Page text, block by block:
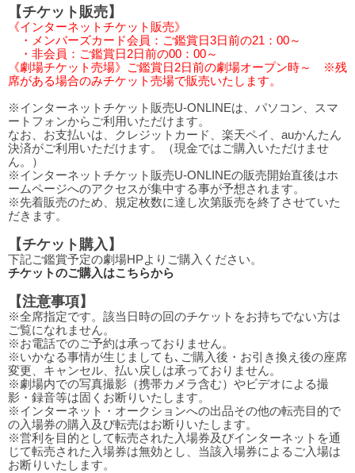
【チケット販売】
《インターネットチケット販売》
・メンバーズカード会員：ご鑑賞日3日前の21：00～
・非会員：ご鑑賞日2日前の00：00～
《劇場チケット売場》ご鑑賞日2日前の劇場オープン時～ ※残
席がある場合のみチケット売場で販売いたします。
※インターネットチケット販売U-ONLINEは、パソコン、スマ
ートフォンからご利用いただけます。
なお、お支払いは、クレジットカード、楽天ペイ、auかんたん
決済がご利用いただけます。（現金ではご購入いただけませ
ん。）
※インターネットチケット販売U-ONLINEの販売開始直後はホ
ームページへのアクセスが集中する事が予想されます。
※先着販売のため、規定枚数に達し次第販売を終了させていた
だきます。
【チケット購入】
下記ご鑑賞予定の劇場HPよりご購入ください。
チケットのご購入はこちらから
【注意事項】
※全席指定です。該当日時の回のチケットをお持ちでない方は
ご覧になれません。
※お電話でのご予約は承っておりません。
※いかなる事情が生じましても､ご購入後・お引き換え後の座席
変更、キャンセル、払い戻しは承っておりません。
※劇場内での写真撮影（携帯カメラ含む）やビデオによる撮
影・録音等は固くお断りいたします。
※インターネット・オークションへの出品その他の転売目的で
の入場券の購入及び転売はお断りいたします。
※営利を目的として転売された入場券及びインターネットを通
じて転売された入場券は無効とし、当該入場券によるご入場は
お断りいたします。